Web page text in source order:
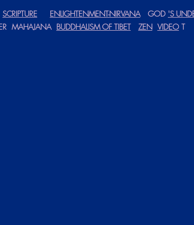
SCRIPTURE ENLIGHTENMENT-NIRVANA GOD 'S
MAHAJANA BUDDHALISM OF TIBET ZEN VIDEO T